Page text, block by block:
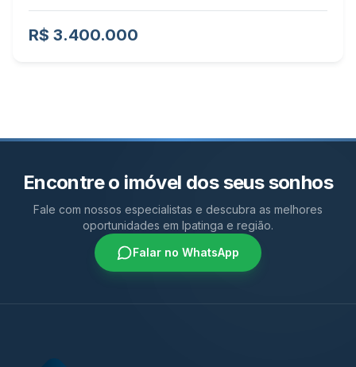
R$ 3.400.000
Encontre o imóvel dos seus sonhos
Fale com nossos especialistas e descubra as melhores
oportunidades em Ipatinga e região.
Falar no WhatsApp